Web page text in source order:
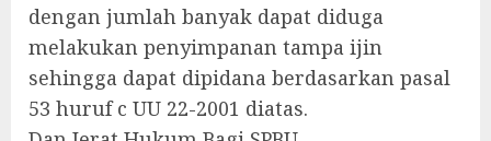
dengan jumlah banyak dapat diduga
melakukan penyimpanan tampa ijin
sehingga dapat dipidana berdasarkan pasal
53 huruf c UU 22-2001 diatas.